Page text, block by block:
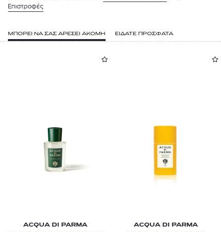
Επιστροφές
ΜΠΟΡΕΙ ΝΑ ΣΑΣ ΑΡΕΣΕΙ ΑΚΟΜΗ ΕΙΔΑΤΕ ΠΡΟΣΦΑΤΑ
ACQUA DI PARMA
ACQUA DI PARMA